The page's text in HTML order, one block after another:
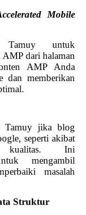
Mobile
Tamuy untuk
AMP dari halaman
AMP Anda
dan memberikan
Tamuy jika blog
seperti akibat
kualitas. Ini
mengambil
masalah
Struktur